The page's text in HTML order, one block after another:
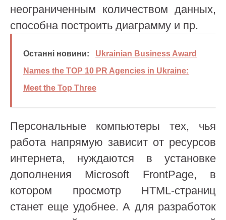
неограниченным количеством данных,
способна построить диаграмму и пр.
Останні новини:
Ukrainian Business Award
Names the TOP 10 PR Agencies in Ukraine:
Meet the Top Three
Персональные компьютеры тех, чья
работа напрямую зависит от ресурсов
интернета, нуждаются в установке
дополнения Microsoft FrontPage, в
котором просмотр HTML-страниц
станет еще удобнее. А для разработок